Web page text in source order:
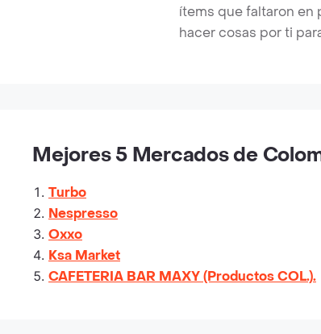
ítems que faltaron en
hacer cosas por ti
Mejores 5 Mercados de
Turbo
Nespresso
Oxxo
Ksa Market
CAFETERIA BAR MAXY (Productos COL.).